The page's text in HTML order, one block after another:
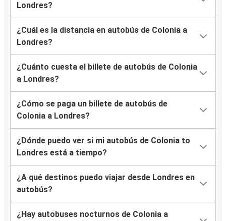
Londres?
¿Cuál es la distancia en autobús de Colonia a
Londres?
¿Cuánto cuesta el billete de autobús de Colonia
a Londres?
¿Cómo se paga un billete de autobús de
Colonia a Londres?
¿Dónde puedo ver si mi autobús de Colonia to
Londres está a tiempo?
¿A qué destinos puedo viajar desde Londres en
autobús?
¿Hay autobuses nocturnos de Colonia a